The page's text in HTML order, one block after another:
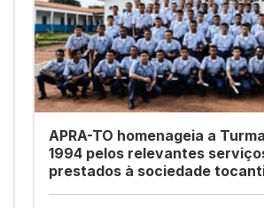
APRA-TO homenageia a
1994 pelos relevantes
prestados à sociedade